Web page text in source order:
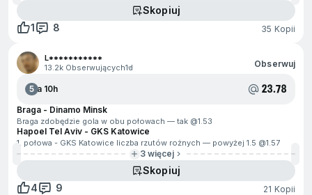
Skopiuj
1
8 35 Kopii
L***********
13.2k Obserwujących1d Obserwuj
5Za 10h 23.78
Braga - Dinamo Minsk
Braga zdobędzie gola w obu połowach — tak @1.53
Hapoel Tel Aviv - GKS Katowice
1. połowa - GKS Katowice liczba rzutów rożnych — powyżej 1.5 @1.57
3 więcej
Skopiuj
4
9 21 Kopii